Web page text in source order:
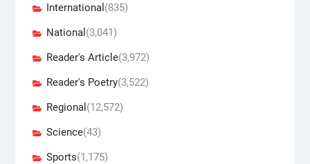
International (835)
National (3,041)
Reader's Article(3,972)
Reader's Poetry(3,522)
Regional (12,572)
Science(43)
Sports(1,175)